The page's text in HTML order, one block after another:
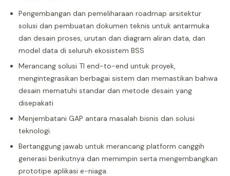
Pengembangan dan pemeliharaan roadmap arsitektur
solusi dan pembuatan dokumen teknis untuk antarmuka
dan desain proses, urutan dan diagram aliran data, dan
model data di seluruh ekosistem BSS
Merancang solusi TI end-to-end untuk proyek,
mengintegrasikan berbagai sistem dan memastikan bahwa
desain mematuhi standar dan metode desain yang
disepakati
Menjembatani GAP antara masalah bisnis dan solusi
teknologi.
Bertanggung jawab untuk merancang platform canggih
generasi berikutnya dan memimpin serta mengembangkan
prototipe aplikasi e-niaga.